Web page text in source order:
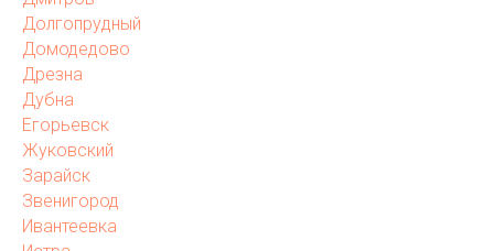
Долгопрудный
Домодедово
Дрезна
Дубна
Егорьевск
Жуковский
Зарайск
Звенигород
Ивантеевка